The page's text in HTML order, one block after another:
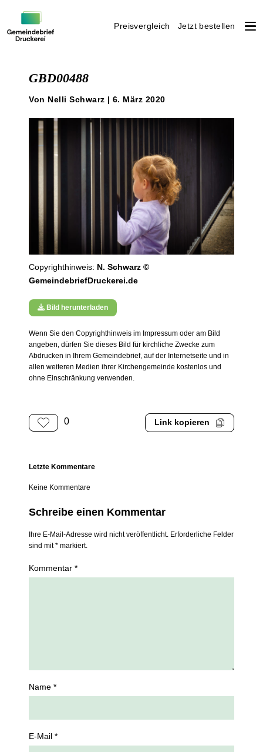
Preisvergleich Jetzt bestellen
GBD00488
Von Nelli Schwarz | 6. März 2020
Copyrighthinweis: N. Schwarz ©
GemeindebriefDruckerei.de
Bild herunterladen
Wenn Sie den Copyrighthinweis im Impressum oder am Bild
angeben, dürfen Sie dieses Bild für kirchliche Zwecke zum
Abdrucken in Ihrem Gemeindebrief, auf der Internetseite und in
allen weiteren Medien ihrer Kirchengemeinde kostenlos und
ohne Einschränkung verwenden.
0 Link kopieren
Letzte Kommentare
Keine Kommentare
Schreibe einen Kommentar
Ihre E-Mail-Adresse wird nicht veröffentlicht. Erforderliche Felder
sind mit * markiert.
Kommentar *
Name *
E-Mail *